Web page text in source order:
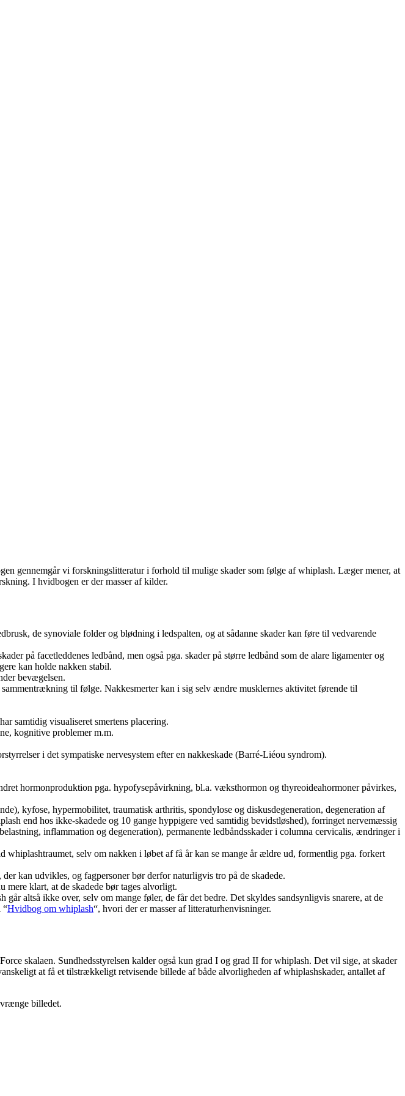
gennemgår vi forskningslitteratur i forhold til mulige skader som følge af whiplash. Læger mener, at
I hvidbogen er der masser af kilder.
de synoviale folder og blødning i ledspalten, og at sådanne skader kan føre til vedvarende
på facetleddenes ledbånd, men også pga. skader på større ledbånd som de alare ligamenter og
kan holde nakken stabil.
bevægelsen.
til følge. Nakkesmerter kan i sig selv ændre musklernes aktivitet førende til
samtidig visualiseret smertens placering.
kognitive problemer m.m.
i det sympatiske nervesystem efter en nakkeskade (Barré-Liéou syndrom).
hormonproduktion pga. hypofysepåvirkning, bl.a. væksthormon og thyreoideahormoner påvirkes,
kyfose, hypermobilitet, traumatisk arthritis, spondylose og diskusdegeneration, degeneration af
end hos ikke-skadede og 10 gange hyppigere ved samtidig bevidstløshed), forringet nervemæssig
inflammation og degeneration), permanente ledbåndsskader i columna cervicalis, ændringer i
selv om nakken i løbet af få år kan se mange år ældre ud, formentlig pga. forkert
kan udvikles, og fagpersoner bør derfor naturligvis tro på de skadede.
mere klart, at de skadede bør tages alvorligt.
altså ikke over, selv om mange føler, de får det bedre. Det skyldes sandsynligvis snarere, at de
“Hvidbog om whiplash“, hvori der er masser af litteraturhenvisninger.
skalaen. Sundhedsstyrelsen kalder også kun grad I og grad II for whiplash. Det vil sige, at skader
at få et tilstrækkeligt retvisende billede af både alvorligheden af whiplashskader, antallet af
billedet.